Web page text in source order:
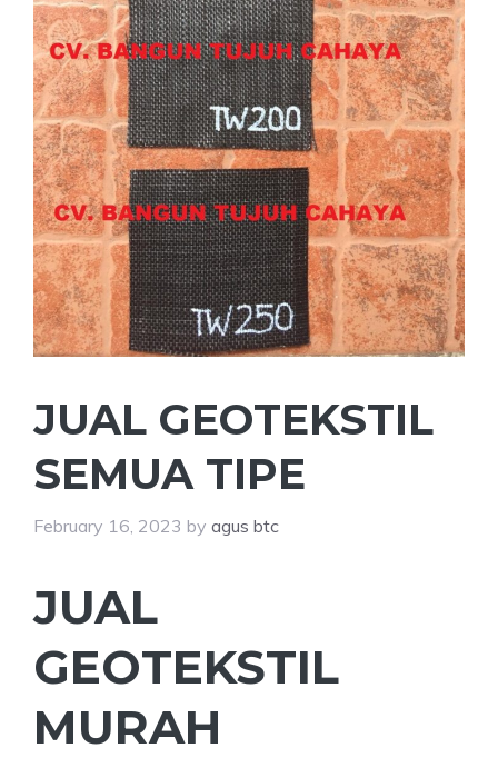
JUAL GEOTEKSTIL
SEMUA TIPE
February 16, 2023 by agus btc
JUAL
GEOTEKSTIL
MURAH